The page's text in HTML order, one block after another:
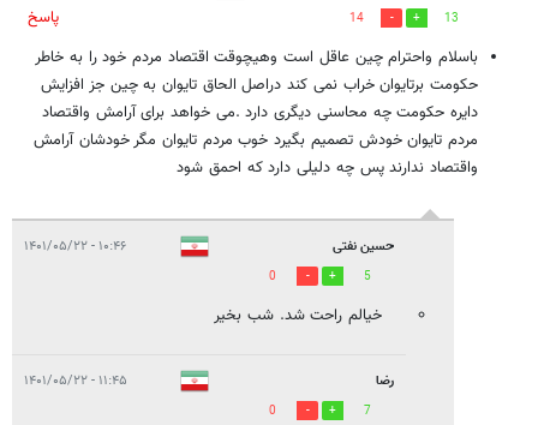
13
14
پاسخ
باسلام واحترام چین عاقل است وهیچوقت اقتصاد مردم خود را به خاطر
حکومت برتایوان خراب نمی کند دراصل الحاق تایوان به چین جز افزایش
دایره حکومت چه محاسنی دیگری دارد .می خواهد برای آرامش واقتصاد
مردم تایوان خودش تصمیم بگیرد خوب مردم تایوان مگر خودشان آرامش
واقتصاد ندارند پس چه دلیلی دارد که احمق شود
حسین نفتی ۱۰:۴۶ - ۱۴۰۱/۰۵/۲۲
5
0
خیالم راحت شد. شب بخیر
رضا ۱۱:۴۵ - ۱۴۰۱/۰۵/۲۲
7
0